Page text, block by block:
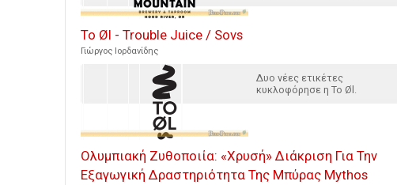
To Øl - Trouble Juice / Sovs
Γιώργος Ιορδανίδης
Δυο νέες ετικέτες
κυκλοφόρησε η To Øl.
Ολυμπιακή Ζυθοποιία: «Χρυσή» Διάκριση Για Την
Εξαγωγική Δραστηριότητα Της Μπύρας Mythos